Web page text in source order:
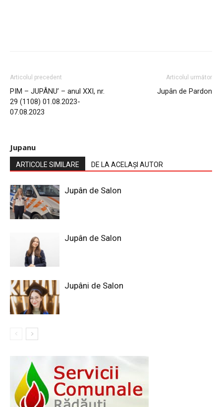
Articolul precedent
PIM – JUPÂNU’ – anul XXI, nr.
29 (1108) 01.08.2023-
07.08.2023
Articolul următor
Jupân de Pardon
Jupanu
ARTICOLE SIMILARE DE LA ACELAȘI AUTOR
Jupân de Salon
Jupân de Salon
Jupâni de Salon